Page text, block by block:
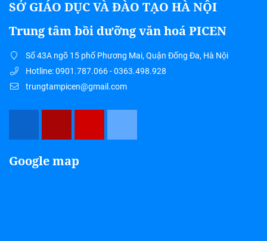
SỞ GIÁO DỤC VÀ ĐÀO TẠO HÀ NỘI
Trung tâm bồi dưỡng văn hoá PICEN
Số 43A ngõ 15 phố Phương Mai, Quận Đống Đa, Hà Nội
Hotline: 0901.787.066 - 0363.498.928
trungtampicen@gmail.com
Google map